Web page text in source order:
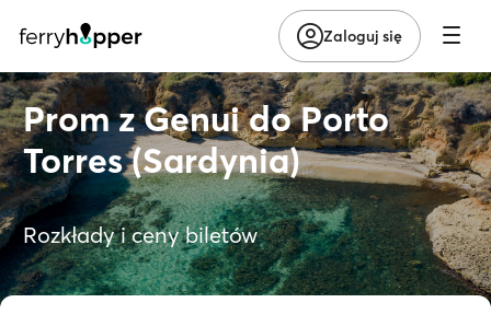
Zaloguj się
Prom z Genui do Porto
Torres (Sardynia)
Rozkłady i ceny biletów